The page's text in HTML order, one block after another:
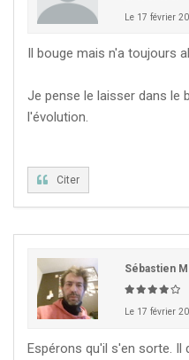
Le 17 février
Il bouge mais n'a toujours
Je pense le laisser dans le
l'évolution.
Citer
Sébastien
Le 17 février
Espérons qu'il s'en sorte.